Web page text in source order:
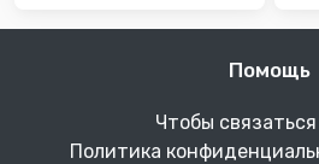
Помощь
Чтобы
Политика